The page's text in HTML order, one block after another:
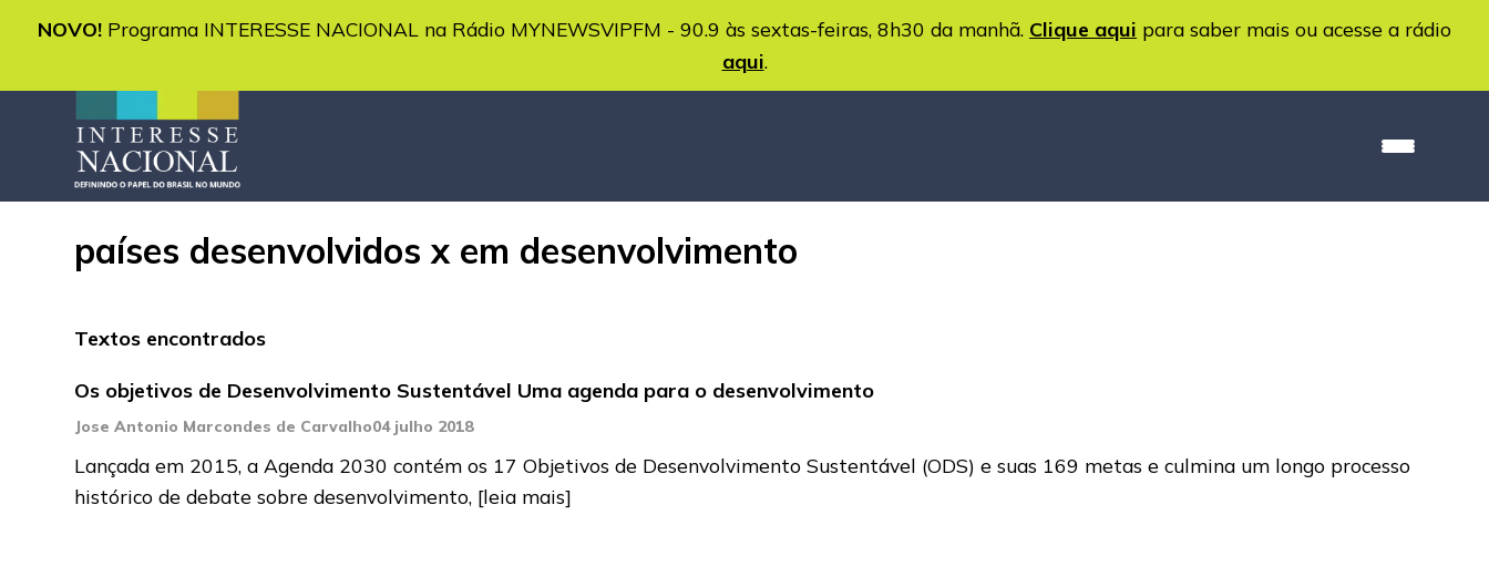
NOVO! Programa INTERESSE NACIONAL na Rádio MYNEWSVIPFM - 90.9 às sextas-feiras, 8h30 da manhã. Clique aqui para saber mais ou acesse a rádio
aqui.
países desenvolvidos x em desenvolvimento
Textos encontrados
Os objetivos de Desenvolvimento Sustentável Uma agenda para o desenvolvimento
Jose Antonio Marcondes de Carvalho04 julho 2018
Lançada em 2015, a Agenda 2030 contém os 17 Objetivos de Desenvolvimento Sustentável (ODS) e suas 169 metas e culmina um longo processo
histórico de debate sobre desenvolvimento, [leia mais]